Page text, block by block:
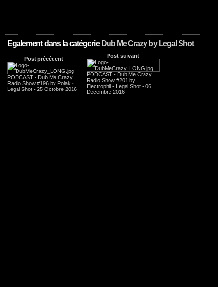
Egalement dans la catégorie Dub Me Crazy by Legal Shot
Post précédent
PODCAST - Dub Me Crazy
Radio Show #196 by Polak -
Legal Shot - 25 Octobre 2016
Post suivant
PODCAST - Dub Me Crazy
Radio Show #201 by
Electrophil - Legal Shot - 06
Decembre 2016